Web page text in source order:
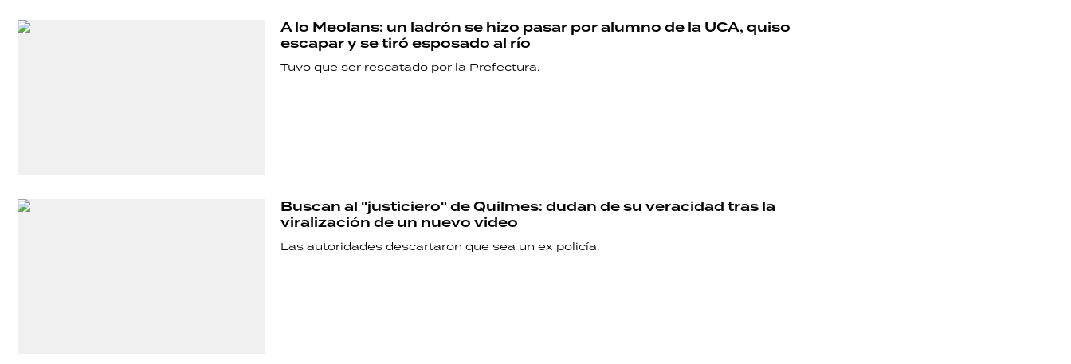
A lo Meolans: un ladrón se hizo pasar por alumno de la UCA, quiso
escapar y se tiró esposado al río
Tuvo que ser rescatado por la Prefectura.
Buscan al "justiciero" de Quilmes: dudan de su veracidad tras la
viralización de un nuevo video
Las autoridades descartaron que sea un ex policía.